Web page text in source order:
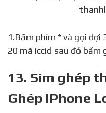
1.Bấm phím * và gọi đợi 30 giây xuất hiện menu nhập
20 mã iccid sau đó bấm
13. Sim ghép
Ghép iPhone